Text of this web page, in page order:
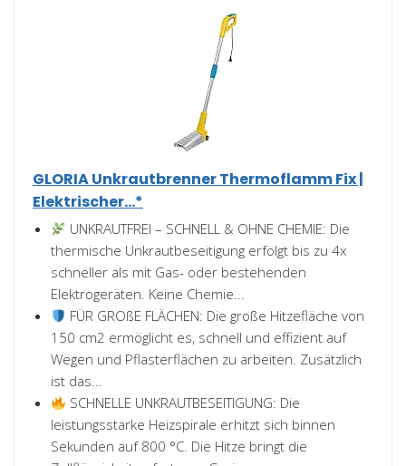
GLORIA Unkrautbrenner Thermoflamm Fix |
Elektrischer...*
UNKRAUTFREI – SCHNELL & OHNE CHEMIE: Die
thermische Unkrautbeseitigung erfolgt bis zu 4x
schneller als mit Gas- oder bestehenden
Elektrogeräten. Keine Chemie...
FÜR GROßE FLÄCHEN: Die große Hitzefläche von
150 cm2 ermöglicht es, schnell und effizient auf
Wegen und Pflasterflächen zu arbeiten. Zusätzlich
ist das...
SCHNELLE UNKRAUTBESEITIGUNG: Die
leistungsstarke Heizspirale erhitzt sich binnen
Sekunden auf 800 °C. Die Hitze bringt die